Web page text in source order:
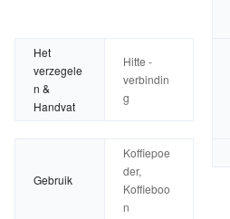
Het
verzegele
n &
Handvat
Hitte -
verbindin
g
Gebruik
Koffiepoe
der,
Koffieboo
n